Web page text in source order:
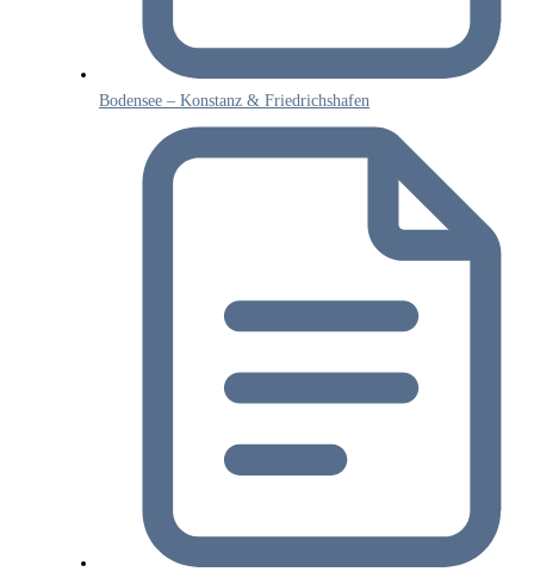
Bodensee – Konstanz & Friedrichshafen